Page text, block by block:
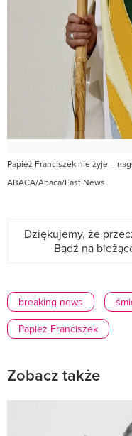
Papież Franciszek nie żyje –
ABACA/Abaca/East News
Dziękujemy, że
Bądź na
breaking news
Papież Franciszek
Zobacz także